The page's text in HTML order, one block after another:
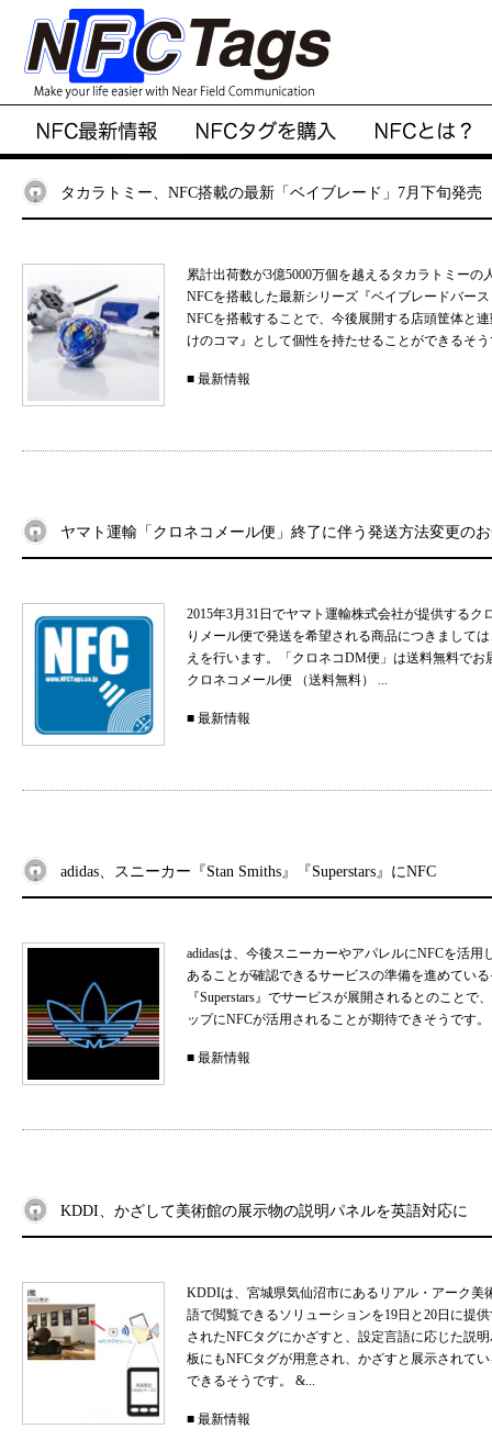
タカラトミー、NFC搭載の最新「ベイブレード」7月下旬発売
累計出荷数が3億5000万個を越えるタカラトミー
NFCを搭載した最新シリーズ『ベイブレードバー
NFCを搭載することで、今後展開する店頭筐体と
けのコマ』として個性を持たせることができるそ
■ 最新情報
ヤマト運輸「クロネコメール便」終了に伴う発送方法変更の
2015年3月31日でヤマト運輸株式会社が提供する
りメール便で発送を希望される商品につきまして
えを行います。「クロネコDM便」は送料無料で
クロネコメール便 （送料無料） ...
■ 最新情報
adidas、スニーカー『Stan Smiths』『Superstars』にNFC
adidasは、今後スニーカーやアパレルにNFCを活
あることが確認できるサービスの準備を進めてい
『Superstars』でサービスが展開されるとのこと
ップにNFCが活用されることが期待できそうです
■ 最新情報
KDDI、かざして美術館の展示物の説明パネルを英語対応に
KDDIは、宮城県気仙沼市にあるリアル・アーク
語で閲覧できるソリューションを19日と20日に提
されたNFCタグにかざすと、設定言語に応じた説
板にもNFCタグが用意され、かざすと展示されて
できるそうです。 &...
■ 最新情報